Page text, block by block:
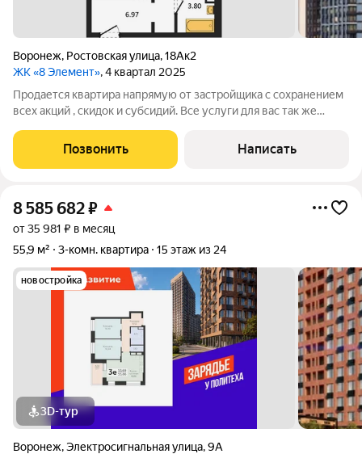
Воронеж, Ростовская улица,18Ак2
ЖК «8 Элемент», 4 квартал 2025
Продается квартира напрямую от застройщика с сохранением
всех акций , скидок и субсидий. Все услуги для вас так же
ТЕЛЕВИЗОР на кухню. Жилой комплекс возводится в
Левобережном районе г. Воронежа
Позвонить Написать
8 585 682₽
от 35 981 ₽ в месяц
55,9 м²
3-комн. квартира 15 этаж из 24
новостройка
3D-тур
Воронеж,Электросигнальная улица,9А